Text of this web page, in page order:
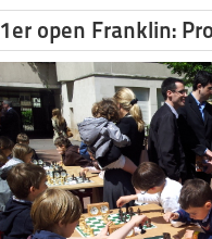
1er open Franklin: